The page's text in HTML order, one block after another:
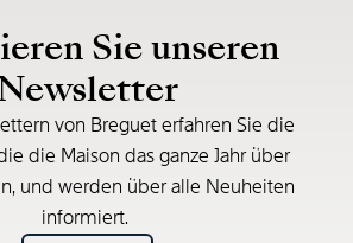
Sie unseren
von Breguet erfahren Sie die
die Maison das ganze Jahr über
und werden über alle Neuheiten
informiert.